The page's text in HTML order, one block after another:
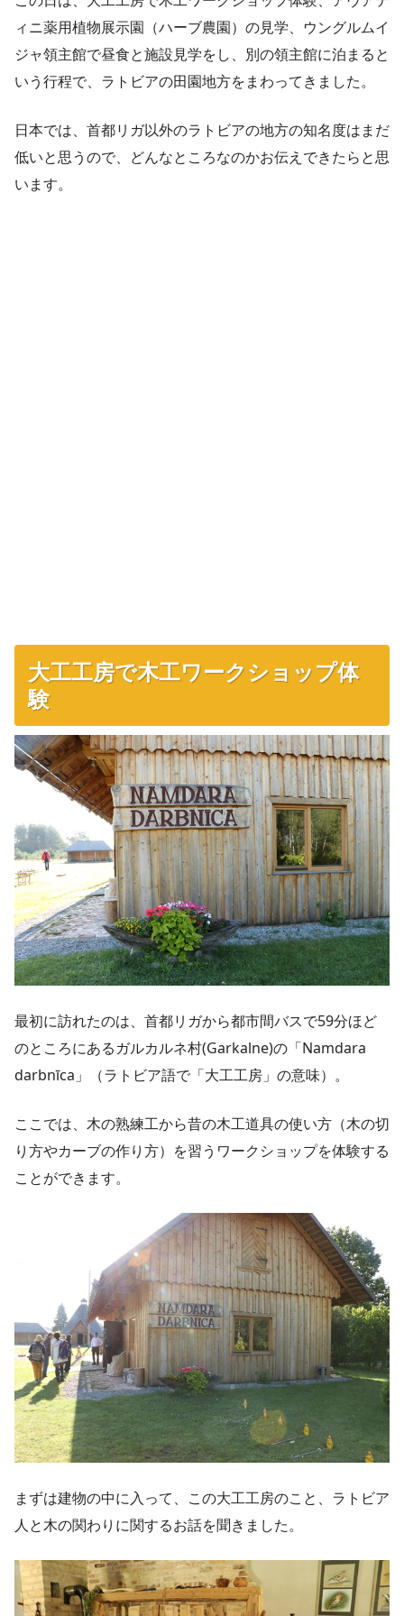
ィニ薬用植物展示園（ハーブ農園）の見学、ウングルムイ
ジャ領主館で昼食と施設見学をし、別の領主館に泊まると
いう行程で、ラトビアの田園地方をまわってきました。
日本では、首都リガ以外のラトビアの地方の知名度はまだ
低いと思うので、どんなところなのかお伝えできたらと思
います。
大工工房で木工ワークショップ体
験
最初に訪れたのは、首都リガから都市間バスで59分ほど
のところにあるガルカルネ村(Garkalne)の「Namdara
darbnīca」（ラトビア語で「大工工房」の意味）。
ここでは、木の熟練工から昔の木工道具の使い方（木の切
り方やカーブの作り方）を習うワークショップを体験する
ことができます。
まずは建物の中に入って、この大工工房のこと、ラトビア
人と木の関わりに関するお話を聞きました。